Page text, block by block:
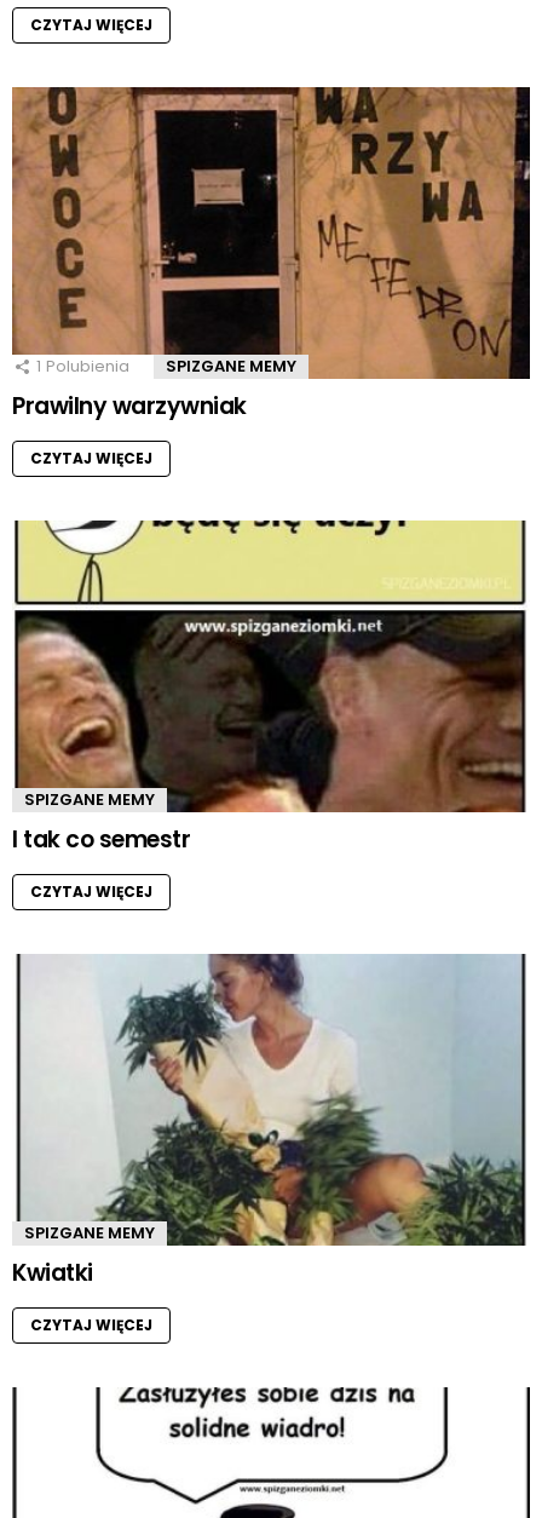
CZYTAJ WIĘCEJ
1 Polubienia SPIZGANE MEMY
Prawilny warzywniak
CZYTAJ WIĘCEJ
SPIZGANE MEMY
I tak co semestr
CZYTAJ WIĘCEJ
SPIZGANE MEMY
Kwiatki
CZYTAJ WIĘCEJ